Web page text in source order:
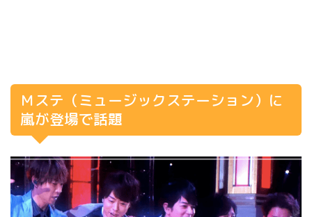
Ｍステ（ミュージックステーション）に
嵐が登場で話題